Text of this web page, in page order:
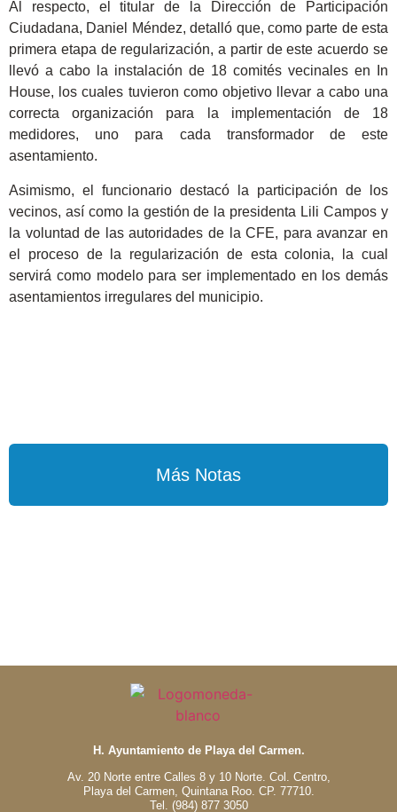
Al respecto, el titular de la Dirección de Participación
Ciudadana, Daniel Méndez, detalló que, como parte de esta
primera etapa de regularización, a partir de este acuerdo se
llevó a cabo la instalación de 18 comités vecinales en In
House, los cuales tuvieron como objetivo llevar a cabo una
correcta organización para la implementación de 18
medidores, uno para cada transformador de este
asentamiento.
Asimismo, el funcionario destacó la participación de los
vecinos, así como la gestión de la presidenta Lili Campos y
la voluntad de las autoridades de la CFE, para avanzar en
el proceso de la regularización de esta colonia, la cual
servirá como modelo para ser implementado en los demás
asentamientos irregulares del municipio.
Más Notas
H. Ayuntamiento de Playa del Carmen.
Av. 20 Norte entre Calles 8 y 10 Norte. Col. Centro,
Playa del Carmen, Quintana Roo. CP. 77710.
Tel. (984) 877 3050